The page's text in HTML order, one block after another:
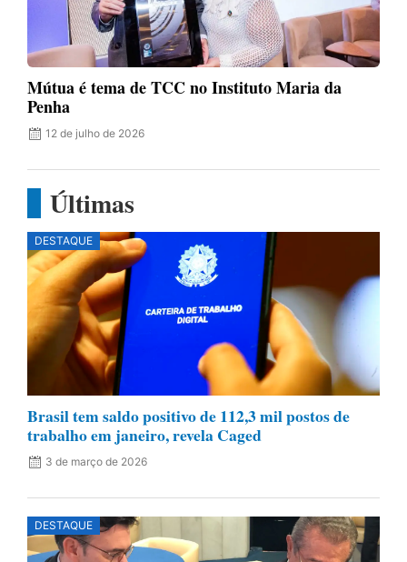
Mútua é tema de TCC no Instituto Maria da
Penha
12 de julho de 2026
Últimas
DESTAQUE
Brasil tem saldo positivo de 112,3 mil postos de
trabalho em janeiro, revela Caged
3 de março de 2026
DESTAQUE